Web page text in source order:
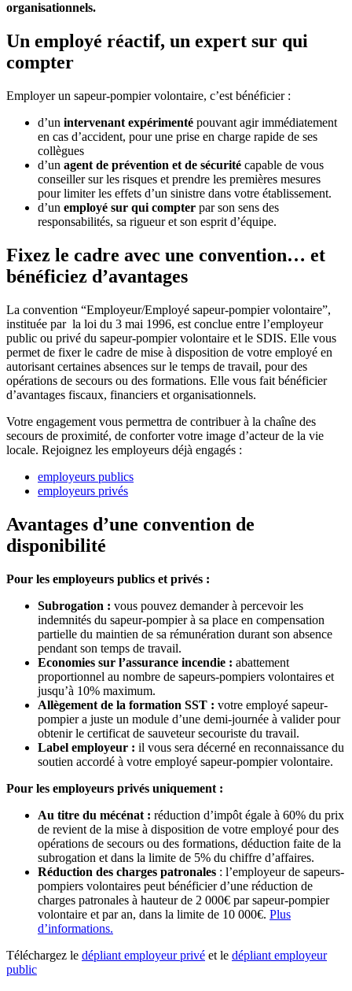
organisationnels.
Un employé réactif, un expert sur qui
compter
Employer un sapeur-pompier volontaire, c’est bénéficier :
d’un intervenant expérimenté pouvant agir immédiatement
en cas d’accident, pour une prise en charge rapide de ses
collègues
d’un agent de prévention et de sécurité capable de vous
conseiller sur les risques et prendre les premières mesures
pour limiter les effets d’un sinistre dans votre établissement.
d’un employé sur qui compter par son sens des
responsabilités, sa rigueur et son esprit d’équipe.
Fixez le cadre avec une convention… et
bénéficiez d’avantages
La convention “Employeur/Employé sapeur-pompier volontaire”,
instituée par la loi du 3 mai 1996, est conclue entre l’employeur
public ou privé du sapeur-pompier volontaire et le SDIS. Elle vous
permet de fixer le cadre de mise à disposition de votre employé en
autorisant certaines absences sur le temps de travail, pour des
opérations de secours ou des formations. Elle vous fait bénéficier
d’avantages fiscaux, financiers et organisationnels.
Votre engagement vous permettra de contribuer à la chaîne des
secours de proximité, de conforter votre image d’acteur de la vie
locale. Rejoignez les employeurs déjà engagés :
employeurs publics
employeurs privés
Avantages d’une convention de
disponibilité
Pour les employeurs publics et privés :
Subrogation : vous pouvez demander à percevoir les
indemnités du sapeur-pompier à sa place en compensation
partielle du maintien de sa rémunération durant son absence
pendant son temps de travail.
Economies sur l’assurance incendie : abattement
proportionnel au nombre de sapeurs-pompiers volontaires et
jusqu’à 10% maximum.
Allègement de la formation SST : votre employé sapeur-
pompier a juste un module d’une demi-journée à valider pour
obtenir le certificat de sauveteur secouriste du travail.
Label employeur : il vous sera décerné en reconnaissance du
soutien accordé à votre employé sapeur-pompier volontaire.
Pour les employeurs privés uniquement :
Au titre du mécénat : réduction d’impôt égale à 60% du prix
de revient de la mise à disposition de votre employé pour des
opérations de secours ou des formations, déduction faite de la
subrogation et dans la limite de 5% du chiffre d’affaires.
Réduction des charges patronales : l’employeur de sapeurs-
pompiers volontaires peut bénéficier d’une réduction de
charges patronales à hauteur de 2 000€ par sapeur-pompier
volontaire et par an, dans la limite de 10 000€. Plus
d’informations.
Téléchargez le dépliant employeur privé et le dépliant employeur
public